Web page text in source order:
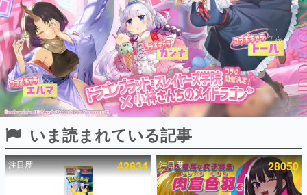
ピックアップ
電ファミのいま読まれている記事ランキング
いま読まれている記事
注目度 42834 注目度 28050